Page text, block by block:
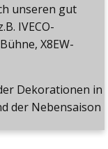
unseren gut
IVECO-
X8EW-
Dekorationen in
der Nebensaison